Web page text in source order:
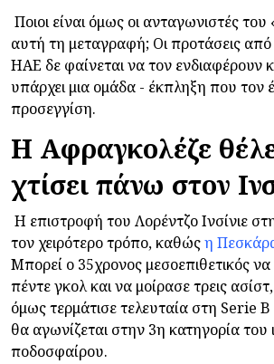
Ποιοι είναι όμως οι ανταγωνιστές του
αυτή τη μεταγραφή; Οι προτάσεις
ΗΑΕ δε φαίνεται να τον ενδιαφέρουν
υπάρχει μια ομάδα - έκπληξη που τον
προσεγγίση.
Η Αφραγκολέζε
χτίσει πάνω στον
Η επιστροφή του Λορέντζο Ινσίνιε
τον χειρότερο τρόπο, καθώςη
Μπορεί ο 35χρονος μεσοεπιθετικός
πέντε γκολ και να μοίρασε τρεις
όμως τερμάτισε τελευταία στη Serie
θα αγωνίζεται στην 3η κατηγορία του
ποδοσφαίρου.